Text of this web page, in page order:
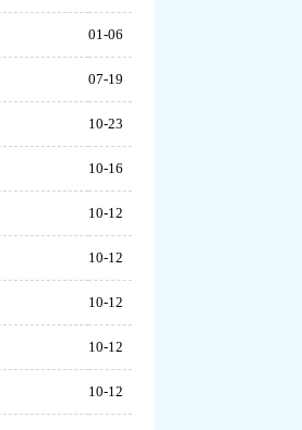
01-06
07-19
10-23
10-16
10-12
10-12
10-12
10-12
10-12